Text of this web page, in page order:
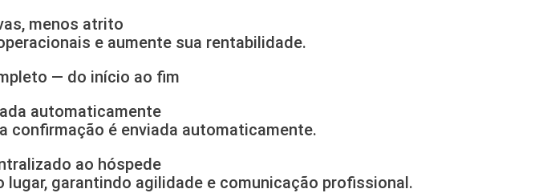
menos atrito
e aumente sua rentabilidade.
— do início ao fim
automaticamente
confirmação é enviada automaticamente.
ao hóspede
garantindo agilidade e comunicação profissional.